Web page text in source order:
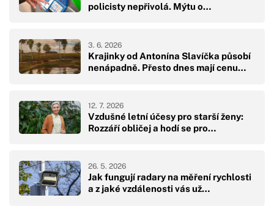
policisty nepřivolá. Mýtu o…
Krajinky od Antonína Slavíčka působí
nenápadně. Přesto dnes mají cenu…
3. 6. 2026
Vzdušné letní účesy pro starší ženy:
Rozzáří obličej a hodí se pro…
12. 7. 2026
Jak fungují radary na měření rychlosti
a z jaké vzdálenosti vás už…
26. 5. 2026